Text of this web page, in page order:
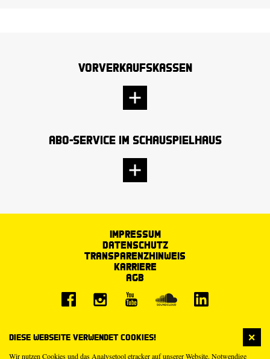
Diese Webseite verwendet Cookies!
Wir nutzen Cookies und das Analysetool etracker auf unserer Website. Notwendige
Vorverkaufskassen
Abo-Service im Schauspielhaus
Impressum
Datenschutz
Transparenzhinweis
Karriere
AGB